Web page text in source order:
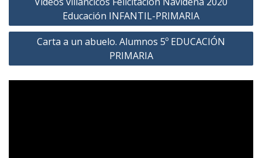
r
p
entradas
Educación INFANTIL-PRIMARIA
Carta a un abuelo. Alumnos 5º EDUCACIÓN
PRIMARIA